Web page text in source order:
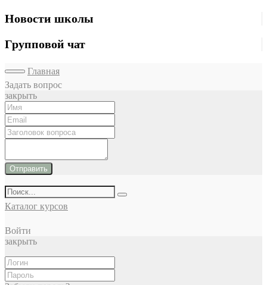
Новости школы
Групповой чат
Главная
Задать вопрос
закрыть
Отправить
Каталог курсов
Войти
закрыть